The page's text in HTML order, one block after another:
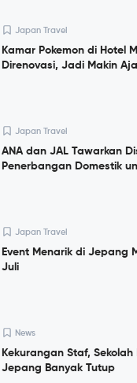
Japan Travel
Kamar Pokemon di Hotel
Direnovasi, Jadi Makin
Japan Travel
ANA dan JAL Tawarkan
Penerbangan Domestik
Japan Travel
Event Menarik di Jepang
Juli
News
Kekurangan Staf,
Jepang Banyak Tutup